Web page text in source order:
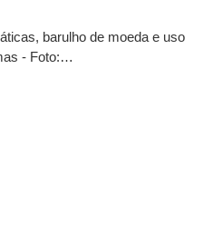
barulho de moeda e uso
- Foto:…